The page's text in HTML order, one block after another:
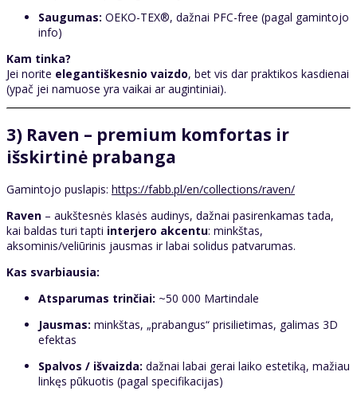
Saugumas: OEKO-TEX®, dažnai PFC-free (pagal gamintojo
info)
Kam tinka?
Jei norite elegantiškesnio vaizdo, bet vis dar praktikos kasdienai
(ypač jei namuose yra vaikai ar augintiniai).
3) Raven – premium komfortas ir
išskirtinė prabanga
Gamintojo puslapis: https://fabb.pl/en/collections/raven/
Raven – aukštesnės klasės audinys, dažnai pasirenkamas tada,
kai baldas turi tapti interjero akcentu: minkštas,
aksominis/veliūrinis jausmas ir labai solidus patvarumas.
Kas svarbiausia:
Atsparumas trinčiai: ~50 000 Martindale
Jausmas: minkštas, „prabangus“ prisilietimas, galimas 3D
efektas
Spalvos / išvaizda: dažnai labai gerai laiko estetiką, mažiau
linkęs pūkuotis (pagal specifikacijas)